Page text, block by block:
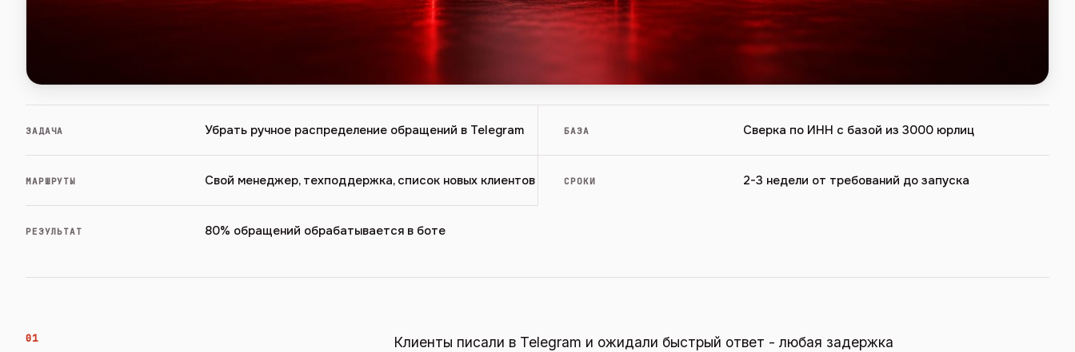
ЗАДАЧА Убрать ручное распределение обращений в Telegram БАЗА Сверка по ИНН с базой из 3000 юрлиц
МАРШРУТЫ Свой менеджер, техподдержка, список новых клиентов СРОКИ 2-3 недели от требований до запуска
РЕЗУЛЬТАТ 80% обращений обрабатывается в боте
01
Клиенты писали в Telegram и ожидали быстрый ответ - любая задержка